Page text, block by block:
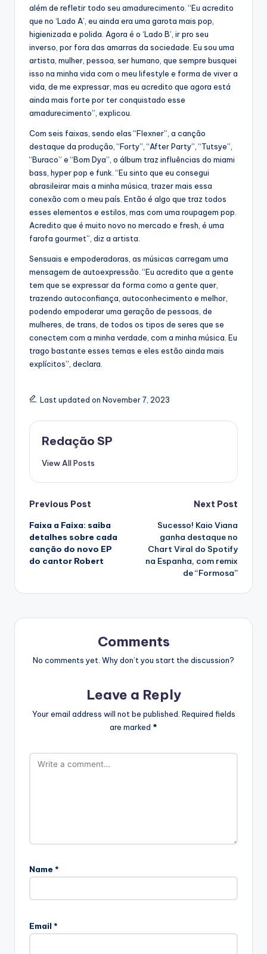
além de refletir todo seu amadurecimento. “Eu acredito
que no ‘Lado A’, eu ainda era uma garota mais pop,
higienizada e polida. Agora é o ‘Lado B’, ir pro seu
inverso, por fora das amarras da sociedade. Eu sou uma
artista, mulher, pessoa, ser humano, que sempre busquei
isso na minha vida com o meu lifestyle e forma de viver a
vida, de me expressar, mas eu acredito que agora está
ainda mais forte por ter conquistado esse
amadurecimento”, explicou.
Com seis faixas, sendo elas “Flexner”, a canção
destaque da produção, “Forty”, “After Party”, “Tutsye”,
“Buraco” e “Bom Dya”, o álbum traz influências do miami
bass, hyper pop e funk. “Eu sinto que eu consegui
abrasileirar mais a minha música, trazer mais essa
conexão com o meu país. Então é algo que traz todos
esses elementos e estilos, mas com uma roupagem pop.
Acredito que é muito novo no mercado e fresh, é uma
farofa gourmet”, diz a artista.
Sensuais e empoderadoras, as músicas carregam uma
mensagem de autoexpressão. “Eu acredito que a gente
tem que se expressar da forma como a gente quer,
trazendo autoconfiança, autoconhecimento e melhor,
podendo empoderar uma geração de pessoas, de
mulheres, de trans, de todos os tipos de seres que se
conectem com a minha verdade, com a minha música. Eu
trago bastante esses temas e eles estão ainda mais
explícitos”, declara.
Last updated on November 7, 2023
Redação SP
View All Posts
Post
navigation
Previous Post
Faixa a Faixa: saiba
detalhes sobre cada
canção do novo EP
do cantor Robert
Next Post
Sucesso! Kaio Viana
ganha destaque no
Chart Viral do Spotify
na Espanha, com remix
de “Formosa”
Comments
No comments yet. Why don’t you start the discussion?
Leave a Reply
Your email address will not be published. Required fields
are marked *
Name *
Email *